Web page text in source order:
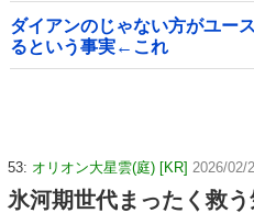
ダイアンのじゃない方がユー
るという事実←これ
53: オリオン大星雲(庭) [KR] 2026/02/
氷河期世代まったく救